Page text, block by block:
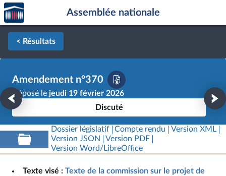
Aller au contenu
Aller en bas de la page
Accèder
à la
page
d'accueil
Assemblée nationale
< Résultats
Amendement n°370
Déposé le jeudi 19 février 2026
Discuté
Dossier législatif Compte rendu
Version XML
Version JSON
Version PDF
Version Word/LibreOffice
Texte visé : Texte de la commission sur le projet de